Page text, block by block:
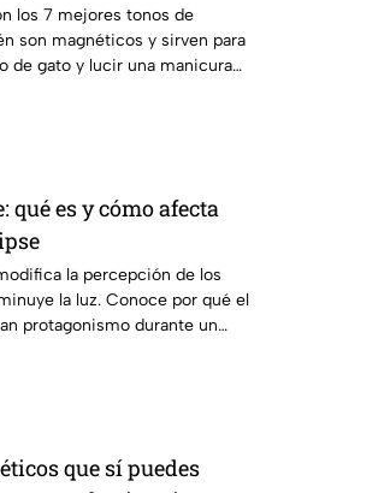
los 7 mejores tonos de
son magnéticos y sirven para
de gato y lucir una manicura
qué es y cómo afecta
la percepción de los
la luz. Conoce por qué el
protagonismo durante un
que sí puedes